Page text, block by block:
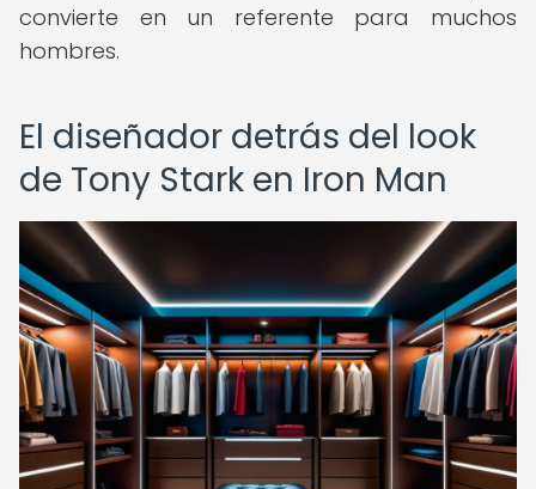
convierte en un referente para muchos
hombres.
El diseñador detrás del look
de Tony Stark en Iron Man